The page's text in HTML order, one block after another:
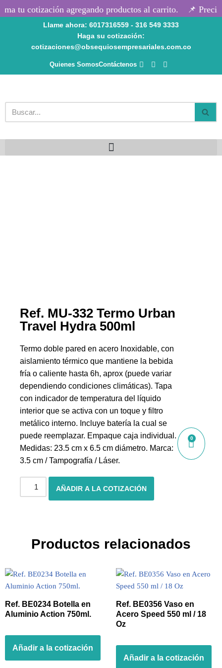
contenido
tu cotización agregando productos al carrito. 📌
Llame ahora: 6017316559 - 316 549 3333
Haga su cotización:
cotizaciones@obsequiosempresariales.com.co
Quienes SomosContáctenos
0
Ref. MU-332 Termo Urban
Travel Hydra 500ml
Termo doble pared en acero Inoxidable, con
aislamiento térmico que mantiene la bebida
fría o caliente hasta 6h, aprox (puede variar
dependiendo condiciones climáticas). Tapa
con indicador de temperatura del líquido
interior que se activa con un toque y filtro
metálico interno. Incluye batería la cual se
puede reemplazar. Empaque caja individual.
Medidas: 23.5 cm x 6.5 cm diámetro. Marca:
3.5 cm / Tampografía / Láser.
AÑADIR A LA COTIZACIÓN
Productos relacionados
Ref. BE0234 Botella en
Aluminio Action 750ml.
Añadir a la cotización
Ref. BE0356 Vaso en
Acero Speed 550 ml / 18
Oz
Añadir a la cotización